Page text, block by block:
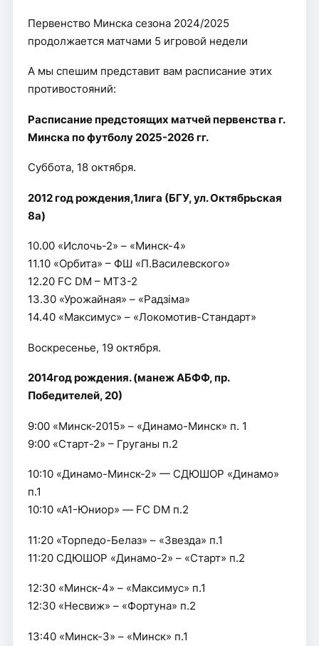
Первенство Минска сезона 2024/2025
продолжается матчами 5 игровой недели
А мы спешим представит вам расписание этих
противостояний:
Расписание предстоящих матчей первенства г.
Минска по футболу 2025-2026 гг.
Суббота, 18 октября.
2012 год рождения,1лига (БГУ, ул. Октябрьская
8а)
10.00 «Ислочь-2» – «Минск-4»
11.10 «Орбита» – ФШ «П.Василевского»
12.20 FC DM – МТЗ-2
13.30 «Урожайная» – «Радзiма»
14.40 «Максимус» – «Локомотив-Стандарт»
Воскресенье, 19 октября.
2014год рождения. (манеж АБФФ, пр.
Победителей, 20)
9:00 «Минск-2015» – «Динамо-Минск» п. 1
9:00 «Старт-2» – Груганы п.2
10:10 «Динамо-Минск-2» — СДЮШОР «Динамо»
п.1
10:10 «А1-Юниор» — FC DM п.2
11:20 «Торпедо-Белаз» – «Звезда» п.1
11:20 СДЮШОР «Динамо-2» – «Старт» п.2
12:30 «Минск-4» – «Максимус» п.1
12:30 «Несвиж» – «Фортуна» п.2
13:40 «Минск-3» – «Минск» п.1